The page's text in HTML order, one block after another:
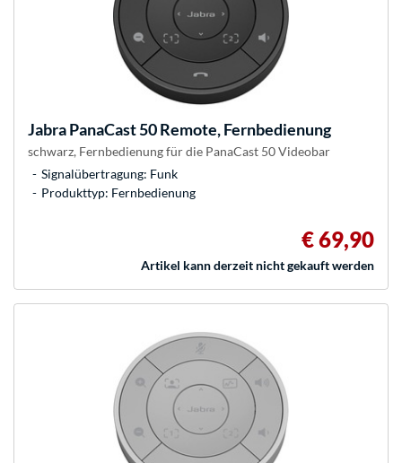
JabraPanaCast 50 Remote, Fernbedienung
schwarz, Fernbedienung für die PanaCast 50 Videobar
Signalübertragung: Funk
Produkttyp: Fernbedienung
€ 69,90
Artikel kann derzeit nicht gekauft werden